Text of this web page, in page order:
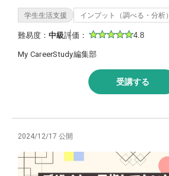
学生生活支援 インプット（調べる・分析）
難易度： 中級評価： 4.8
My CareerStudy編集部
受講する
2024/12/17 公開